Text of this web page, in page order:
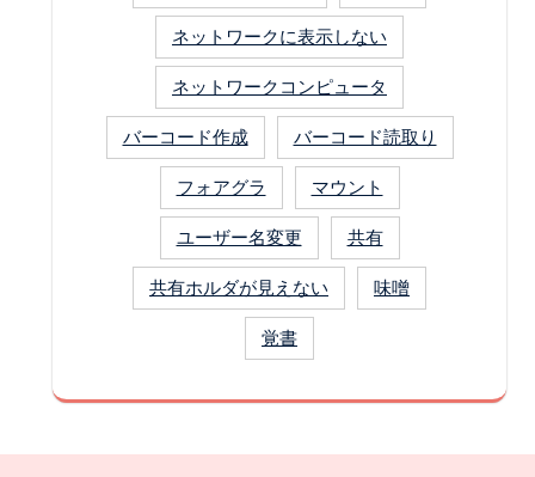
ネットワークに表示しない
ネットワークコンピュータ
バーコード作成 バーコード読取り
フォアグラ マウント
ユーザー名変更 共有
共有ホルダが見えない 味噌
覚書